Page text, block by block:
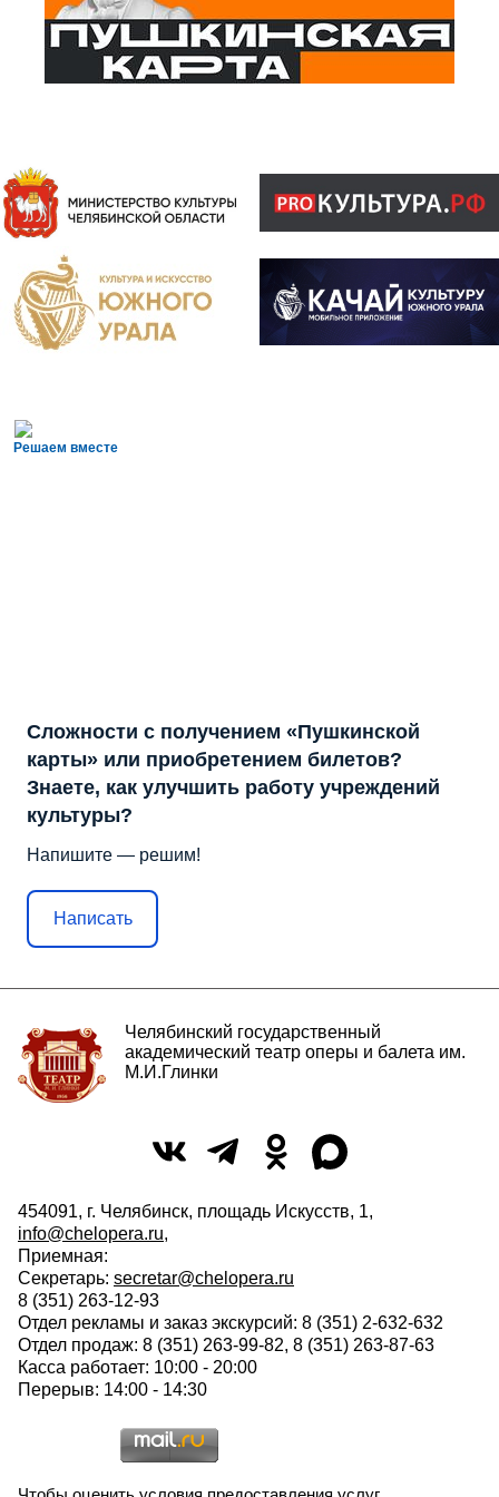
Решаем вместе
Сложности с получением «Пушкинской
карты» или приобретением билетов?
Знаете, как улучшить работу учреждений
культуры?
Напишите — решим!
Написать
Челябинский государственный
академический театр оперы и балета им.
М.И.Глинки
454091, г. Челябинск, площадь Искусств, 1,
info@chelopera.ru,
Приемная:
Секретарь: secretar@chelopera.ru
8 (351) 263-12-93
Отдел рекламы и заказ экскурсий: 8 (351) 2-632-632
Отдел продаж: 8 (351) 263-99-82, 8 (351) 263-87-63
Касса работает: 10:00 - 20:00
Перерыв: 14:00 - 14:30